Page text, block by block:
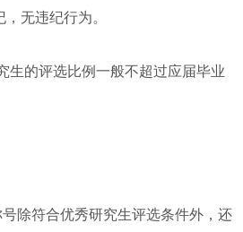
无违纪行为。
生的评选比例一般不超过应届毕业
除符合优秀研究生评选条件外，还